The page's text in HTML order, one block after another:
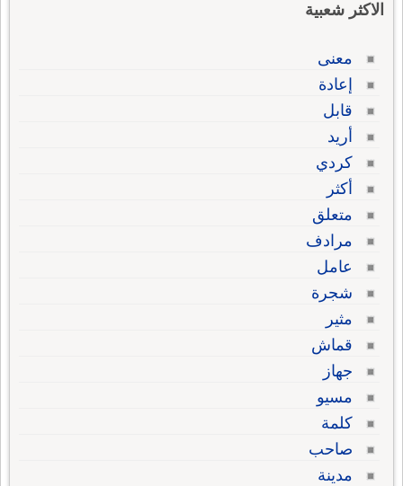
الاكثر شعبية
معنى
إعادة
قابل
أريد
كردي
أكثر
متعلق
مرادف
عامل
شجرة
مثير
قماش
جهاز
مسيو
كلمة
صاحب
مدينة